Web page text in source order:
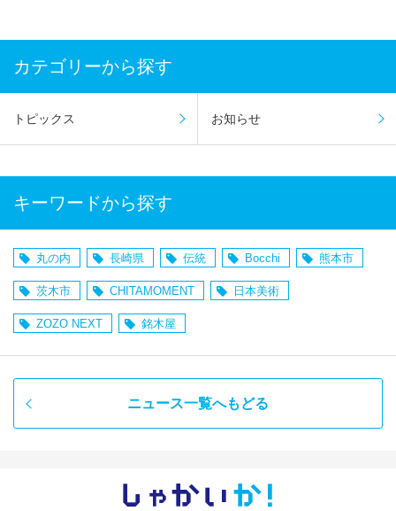
カテゴリーから探す
トピックス お知らせ
キーワードから探す
丸の内 長崎県 伝統 Bocchi 熊本市
茨木市 CHITAMOMENT 日本美術
ZOZO NEXT 銘木屋
ニュース一覧へもどる
しゃかい か！